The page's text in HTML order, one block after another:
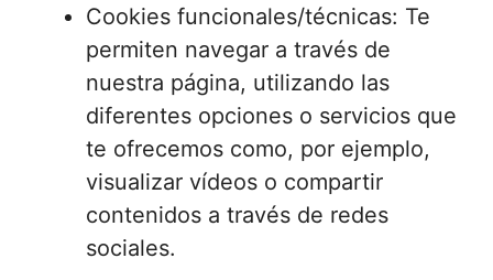
Cookies funcionales/técnicas: Te
permiten navegar a través de
nuestra página, utilizando las
diferentes opciones o servicios que
te ofrecemos como, por ejemplo,
visualizar vídeos o compartir
contenidos a través de redes
sociales.